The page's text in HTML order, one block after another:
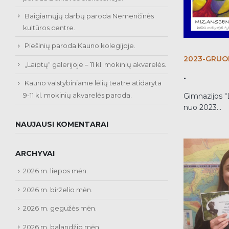
2023-
.
Gimnazijos
nuo 2023...
Baigiamųjų darbų paroda Nemenčinės
kultūros centre.
Piešinių paroda Kauno kolegijoje.
„Laiptų“ galerijoje – 11 kl. mokinių akvarelės.
Kauno valstybiniame lėlių teatre atidaryta
9-11 kl. mokinių akvarelės paroda.
NAUJAUSI KOMENTARAI
ARCHYVAI
2026 m. liepos mėn.
2026 m. birželio mėn.
2026 m. gegužės mėn.
2026 m. balandžio mėn.